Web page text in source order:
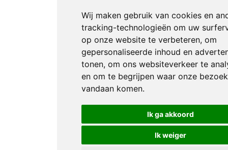
Wij maken gebruik van cookies en
tracking-technologieën om uw
op onze website te verbeteren, om
gepersonaliseerde inhoud en
tonen, om ons websiteverkeer te
en om te begrijpen waar onze
vandaan komen.
Ik ga akkoord
Ik weiger